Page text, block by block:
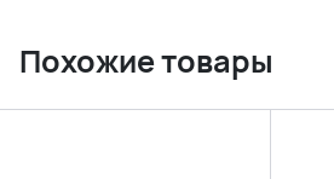
Похожие товары